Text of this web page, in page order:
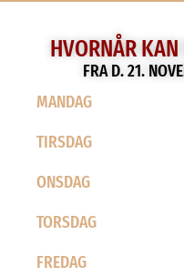
HVORNÅR KAN
FRA D. 21.
MANDAG
TIRSDAG
ONSDAG
TORSDAG
FREDAG